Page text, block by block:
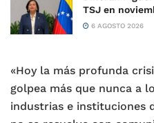
TSJ en
6 AGOSTO 2026
«Hoy la más profunda
golpea más que nunca a
industrias e instituciones